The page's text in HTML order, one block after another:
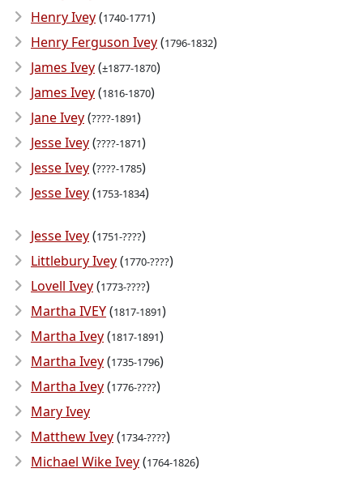
Henry Ivey(1740-1771)
Henry Ferguson Ivey(1796-1832)
James Ivey(±1877-1870)
James Ivey(1816-1870)
Jane Ivey(????-1891)
Jesse Ivey(????-1871)
Jesse Ivey(????-1785)
Jesse Ivey(1753-1834)
Jesse Ivey(1751-????)
Littlebury Ivey(1770-????)
Lovell Ivey(1773-????)
Martha IVEY(1817-1891)
Martha Ivey(1817-1891)
Martha Ivey(1735-1796)
Martha Ivey(1776-????)
Mary Ivey
Matthew Ivey(1734-????)
Michael Wike Ivey(1764-1826)